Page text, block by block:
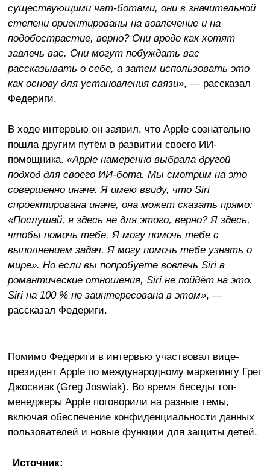
существующими чат-ботами, они в значительной
степени ориентированы на вовлечение и на
подобострастие, верно? Они вроде как хотят
завлечь вас. Они могут побуждать вас
рассказывать о себе, а затем использовать это
как основу для установления связи», — рассказал
Федериги.
В ходе интервью он заявил, что Apple сознательно
пошла другим путём в развитии своего ИИ-
помощника. «Apple намеренно выбрала другой
подход для своего ИИ-бота. Мы смотрим на это
совершенно иначе. Я имею ввиду, что Siri
спроектирована иначе, она может сказать прямо:
«Послушай, я здесь не для этого, верно? Я здесь,
чтобы помочь тебе. Я могу помочь тебе с
выполнением задач. Я могу помочь тебе узнать о
мире». Но если вы попробуете вовлечь Siri в
романтические отношения, Siri не пойдёт на это.
Siri на 100 % не заинтересована в этом», —
рассказал Федериги.
Помимо Федериги в интервью участвовал вице-
президент Apple по международному маркетингу Грег
Джосвиак (Greg Joswiak). Во время беседы топ-
менеджеры Apple поговорили на разные темы,
включая обеспечение конфиденциальности данных
пользователей и новые функции для защиты детей.
Источник: